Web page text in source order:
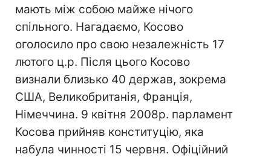
мають між собою майже нічого
спільного. Нагадаємо, Косово
оголосило про свою незалежність 17
лютого ц.р. Після цього Косово
визнали близько 40 держав, зокрема
США, Великобританія, Франція,
Німеччина. 9 квітня 2008р. парламент
Косова прийняв конституцію, яка
набула чинності 15 червня. Офіційний